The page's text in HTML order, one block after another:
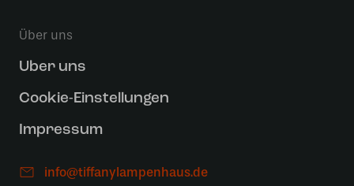
Über uns
Uber uns
Cookie-Einstellungen
Impressum
info@tiffanylampenhaus.de